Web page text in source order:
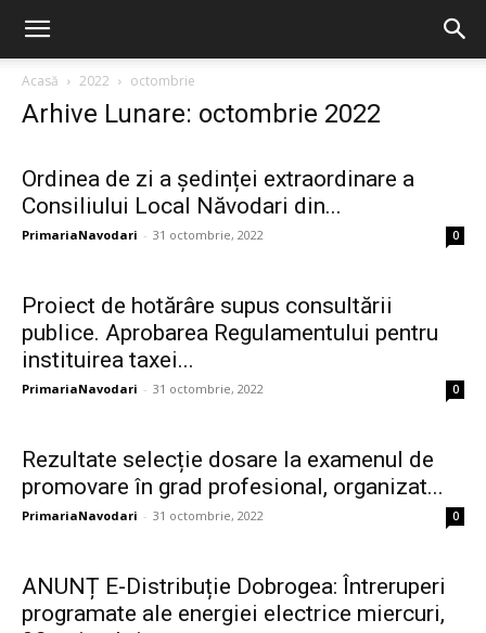
Acasă 2022 octombrie
Arhive Lunare: octombrie 2022
Ordinea de zi a ședinței extraordinare a
Consiliului Local Năvodari din...
PrimariaNavodari - 31 octombrie, 2022 0
Proiect de hotărâre supus consultării
publice. Aprobarea Regulamentului pentru
instituirea taxei...
PrimariaNavodari - 31 octombrie, 2022 0
Rezultate selecție dosare la examenul de
promovare în grad profesional, organizat...
PrimariaNavodari - 31 octombrie, 2022 0
ANUNȚ E-Distribuție Dobrogea: Întreruperi
programate ale energiei electrice miercuri,